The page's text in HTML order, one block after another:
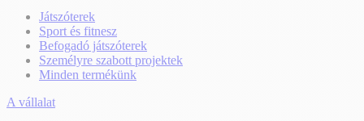
Játszóterek
Sport és fitnesz
Befogadó játszóterek
Személyre szabott projektek
Minden termékünk
A vállalat